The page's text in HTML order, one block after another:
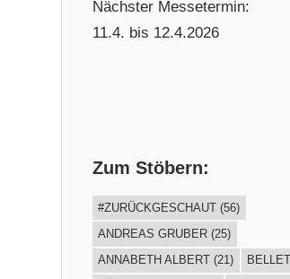
Nächster Messetermin:
11.4. bis 12.4.2026
Zum Stöbern:
#ZURÜCKGESCHAUT (56)
ANDREAS GRUBER (25)
ANNABETH ALBERT (21)